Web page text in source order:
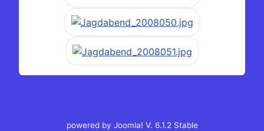
powered by Joomla! V. 6.1.2 Stable